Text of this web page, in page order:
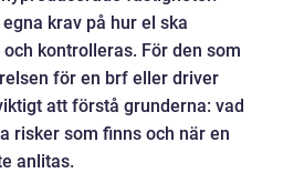
krav på hur el ska
kontrolleras. För den som
för en brf eller driver
att förstå grunderna: vad
risker som finns och när en
anlitas.